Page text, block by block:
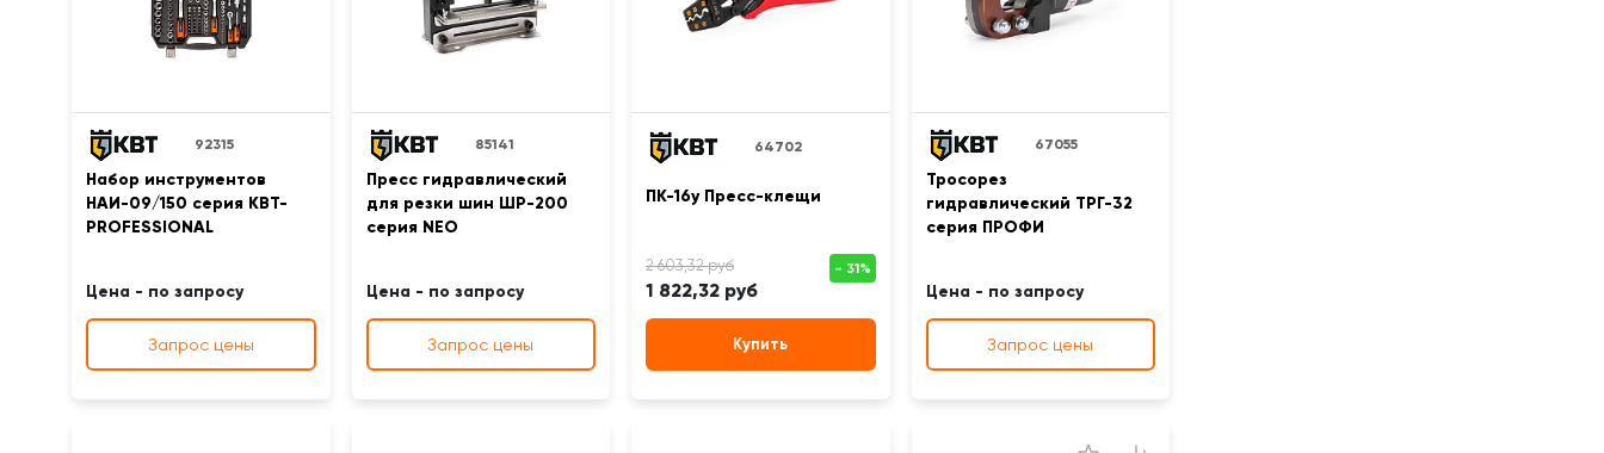
92315
Набор инструментов
НАИ-09/150 серия KBT-
PROFESSIONAL
Цена - по запросу
Запрос цены
85141
Пресс гидравлический
для резки шин ШР-200
серия NEO
Цена - по запросу
Запрос цены
64702
ПК-16у Пресс-клещи
1 822,32 руб
Купить
67055
Тросорез
гидравлический ТРГ-32
серия ПРОФИ
Цена - по запросу
Запрос цены